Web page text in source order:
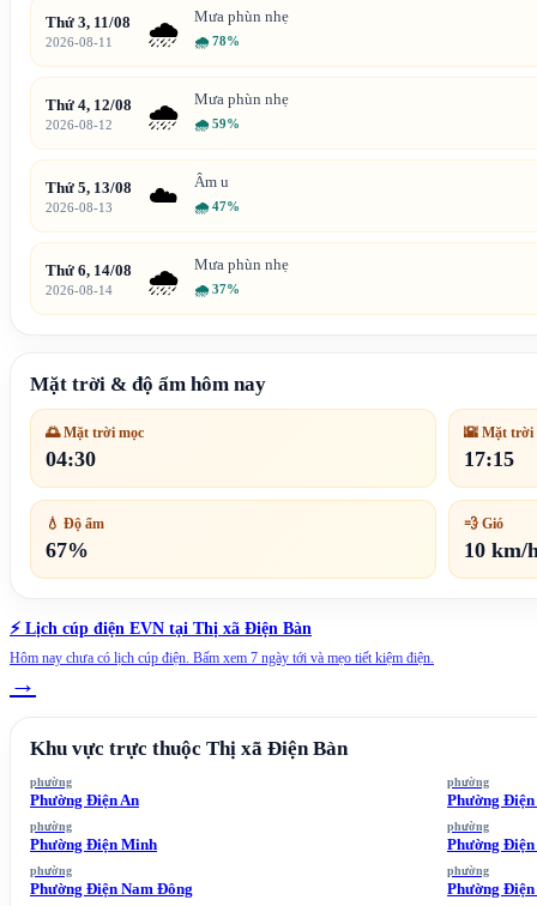
Thứ 3, 11/08
2026-08-11 🌧️ Mưa phùn nhẹ
🌧 78%
Thứ 4, 12/08
2026-08-12 🌧️ Mưa phùn nhẹ
🌧 59%
Thứ 5, 13/08
2026-08-13 ☁️ Âm u
🌧 47%
Thứ 6, 14/08
2026-08-14 🌧️ Mưa phùn nhẹ
🌧 37%
Mặt trời & độ ẩm hôm nay
🌅 Mặt trời mọc
04:30
🌇 Mặt trời
17:15
💧 Độ ẩm
67%
💨 Gió
10 km/
⚡ Lịch cúp điện EVN tại Thị xã Điện Bàn
Hôm nay chưa có lịch cúp điện. Bấm xem 7 ngày tới và mẹo tiết kiệm điện.
→
Khu vực trực thuộc Thị xã Điện Bàn
phường
Phường Điện An
phường
Phường
phường
Phường Điện Minh
phường
Phường
phường
Phường Điện Nam Đông
phường
Phường